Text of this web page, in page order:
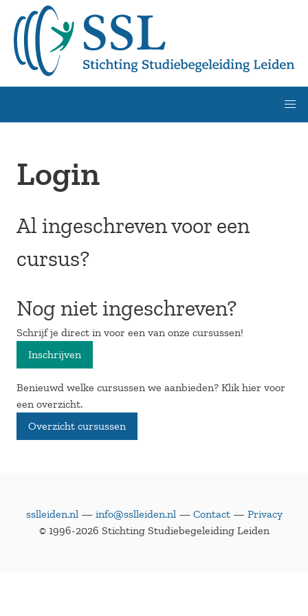
Login
Al ingeschreven voor een
cursus?
Nog niet ingeschreven?
Schrijf je direct in voor een van onze cursussen!
Inschrijven
Benieuwd welke cursussen we aanbieden? Klik hier voor
een overzicht.
Overzicht cursussen
sslleiden.nl— info@sslleiden.nl— Contact— Privacy
© 1996-2026 Stichting Studiebegeleiding Leiden